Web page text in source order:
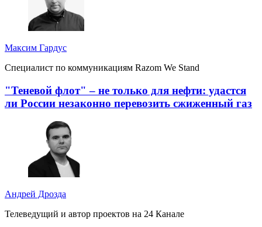
Максим Гардус
Специалист по коммуникациям Razom We Stand
"Теневой флот" – не только для нефти: удастся
ли России незаконно перевозить сжиженный газ
Андрей Дрозда
Телеведущий и автор проектов на 24 Канале